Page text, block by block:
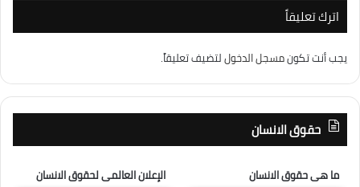
اترك تعليقاً
يجب أنت تكونمسجل الدخوللتضيف تعليقاً.
حقوق الانسان
ما هى حقوق الانسان الإعلان العالمى لحقوق الانسان